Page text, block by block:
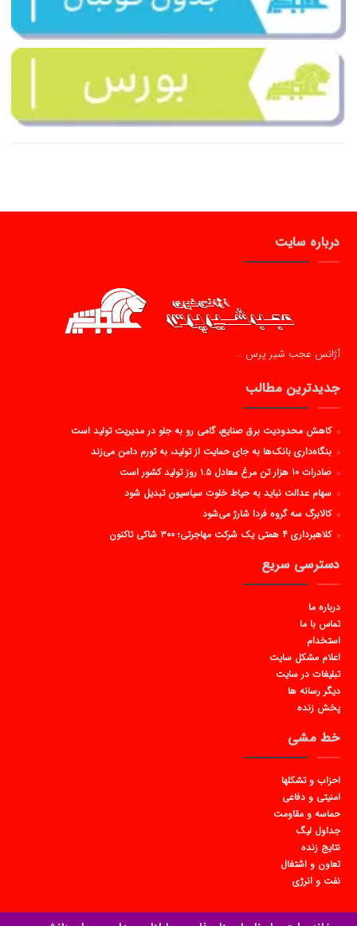
درباره سایت
آژانس عجب شیر پرس …
جدیدترین مطالب
کاهش محدودیت برق صنایع، گامی رو به جلو در مدیریت تولید است
بنگاه‌داری بانک‌ها به جای حمایت از تولید، به تورم دامن می‌زند
صادرات ۱۰ هزار تن مرغ معادل ۱.۵ روز تولید کشور است
سهام عدالت نباید به حیاط خلوت سیاسیون تبدیل شود
کالابرگ سه گروه فردا شارژ می‌شود
کلاهبرداری ۴ همتی یک شرکت مهاجرتی؛ ۳۰۰ شاکی تاکنون
دسترسی سریع
درباره ما
تماس با ما
استخدام
اعلام مشکل سایت
تبلیغات در سایت
دیگر رسانه ها
پخش زنده
خط مشی
احزاب و تشکلها
امنیتی و دفاعی
حماسه و مقاومت
جداول لیگ
نتایج زنده
تعاون و اشتغال
نفت و انرژی